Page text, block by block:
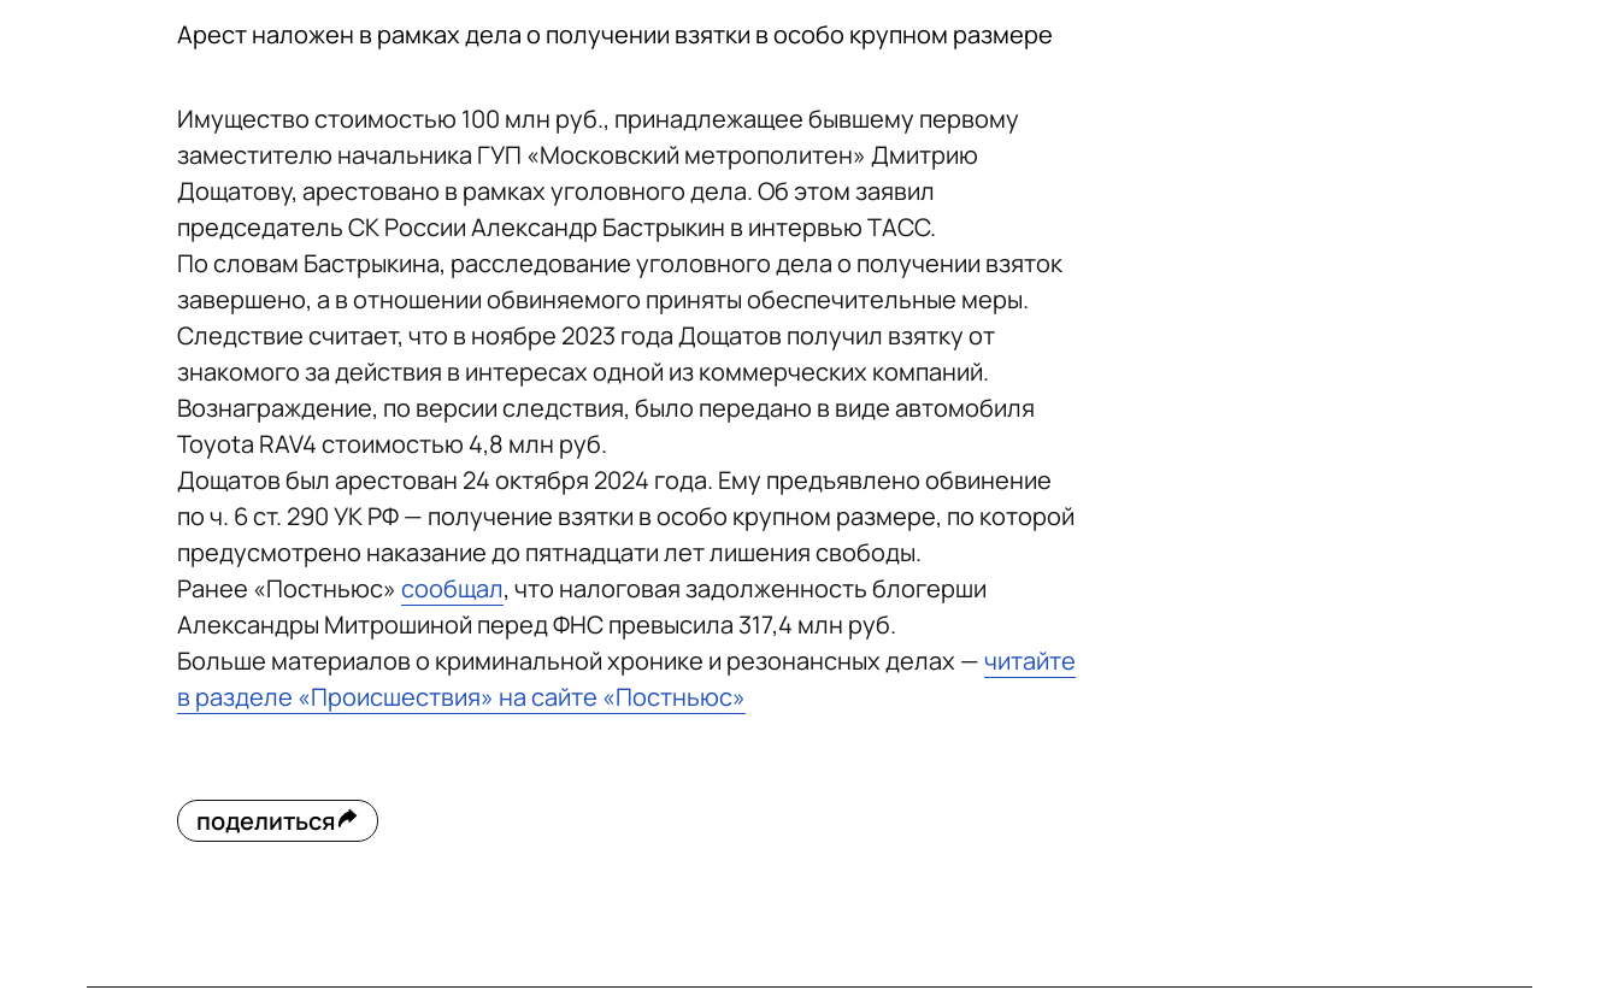
Арест наложен в рамках дела о получении взятки в особо крупном размере
Имущество стоимостью 100 млн руб., принадлежащее бывшему первому
заместителю начальника ГУП «Московский метрополитен» Дмитрию
Дощатову, арестовано в рамках уголовного дела. Об этом заявил
председатель СК России Александр Бастрыкин в интервью ТАСС.
По словам Бастрыкина, расследование уголовного дела о получении взяток
завершено, а в отношении обвиняемого приняты обеспечительные меры.
Следствие считает, что в ноябре 2023 года Дощатов получил взятку от
знакомого за действия в интересах одной из коммерческих компаний.
Вознаграждение, по версии следствия, было передано в виде автомобиля
Toyota RAV4 стоимостью 4,8 млн руб.
Дощатов был арестован 24 октября 2024 года. Ему предъявлено обвинение
по ч. 6 ст. 290 УК РФ — получение взятки в особо крупном размере, по которой
предусмотрено наказание до пятнадцати лет лишения свободы.
Ранее «Постньюс» сообщал, что налоговая задолженность блогерши
Александры Митрошиной перед ФНС превысила 317,4 млн руб.
Больше материалов о криминальной хронике и резонансных делах —читайте
в разделе «Происшествия» на сайте «Постньюс»
поделиться